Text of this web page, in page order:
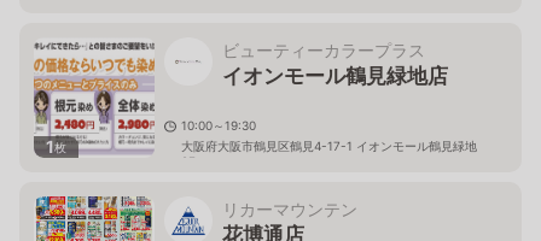
1枚
ビューティーカラープラス
イオンモール鶴見緑地店
10:00～19:30
大阪府大阪市鶴見区鶴見4-17-1 イオンモール鶴見緑地
2F
リカーマウンテン
花博通店